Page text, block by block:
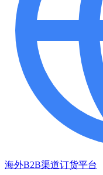
海外B2B渠道订货平台